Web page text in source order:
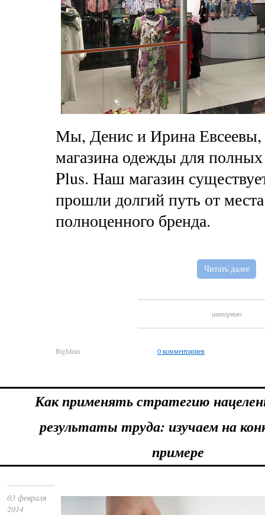
Мы, Денис и Ирина Евсеевы,
магазина одежды для
Plus. Наш магазин
прошли долгий путь от
полноценного бренда.
Читать далее
интервью
BigIdeas 0 комментариев
Как применять стратегию
результаты труда: изучаем на
примере
03 февраля
2014